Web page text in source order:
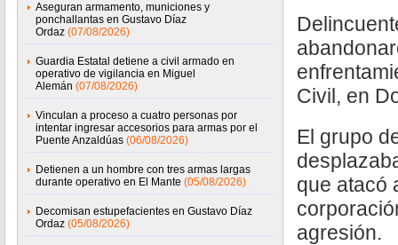
Aseguran armamento, municiones y
ponchallantas en Gustavo Díaz
Ordaz (07/08/2026)
Guardia Estatal detiene a civil armado en
operativo de vigilancia en Miguel
Alemán (07/08/2026)
Vinculan a proceso a cuatro personas por
intentar ingresar accesorios para armas por el
Puente Anzaldúas (06/08/2026)
Detienen a un hombre con tres armas largas
durante operativo en El Mante (05/08/2026)
Decomisan estupefacientes en Gustavo Díaz
Ordaz (05/08/2026)
Civil, en
El grupo
que atacó
agresión.